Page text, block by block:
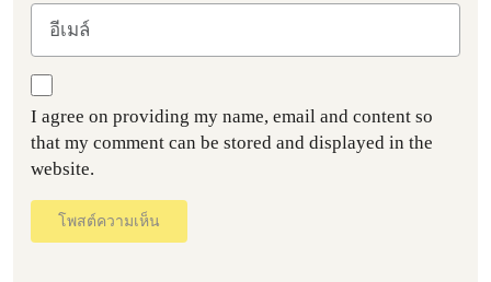
I agree on providing my name, email and content so
that my comment can be stored and displayed in the
website.
โพสต์ความเห็น